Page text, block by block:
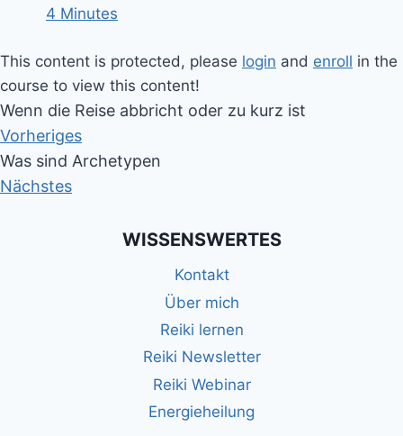
4 Minutes
This content is protected, please login and enroll in the
course to view this content!
Wenn die Reise abbricht oder zu kurz ist
Vorheriges
Was sind Archetypen
Nächstes
WISSENSWERTES
Kontakt
Über mich
Reiki lernen
Reiki Newsletter
Reiki Webinar
Energieheilung